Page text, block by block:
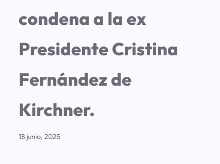
condena a la ex
Presidente Cristina
Fernández de
Kirchner.
18 junio, 2025